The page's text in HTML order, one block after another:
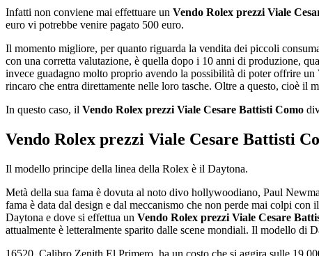
Infatti non conviene mai effettuare un Vendo Rolex prezzi Viale
euro vi potrebbe venire pagato 500 euro.
Il momento migliore, per quanto riguarda la vendita dei piccoli
con una corretta valutazione, è quella dopo i 10 anni di produzione,
invece guadagno molto proprio avendo la possibilità di poter offrire un
rincaro che entra direttamente nelle loro tasche. Oltre a questo, cioè il
In questo caso, il Vendo Rolex prezzi Viale Cesare Battisti Como
Vendo Rolex prezzi Viale Cesare Battisti
Il modello principe della linea della Rolex è il Daytona.
Metà della sua fama è dovuta al noto divo hollywoodiano, Paul
fama è data dal design e dal meccanismo che non perde mai colpi
Daytona e dove si effettua un Vendo Rolex prezzi Viale Cesare
attualmente è letteralmente sparito dalle scene mondiali. Il modello di
16520, Calibro Zenith El Primero, ha un costo che si aggira sulle